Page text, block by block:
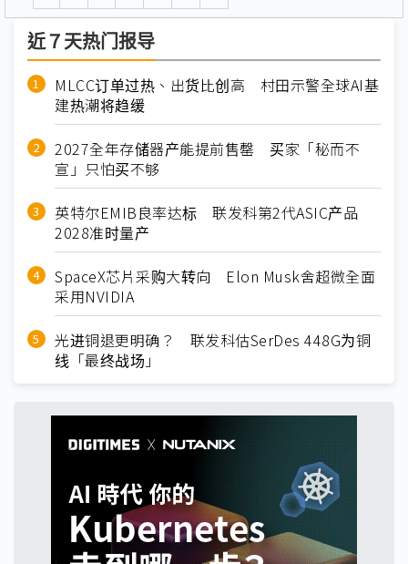
近７天热门报导
MLCC订单过热、出货比创高 村田示警全球AI基
建热潮将趋缓
2027全年存储器产能提前售罄 买家「秘而不
宣」只怕买不够
英特尔EMIB良率达标 联发科第2代ASIC产品
2028准时量产
SpaceX芯片采购大转向 Elon Musk舍超微全面
采用NVIDIA
光进铜退更明确？ 联发科估SerDes 448G为铜
线「最终战场」